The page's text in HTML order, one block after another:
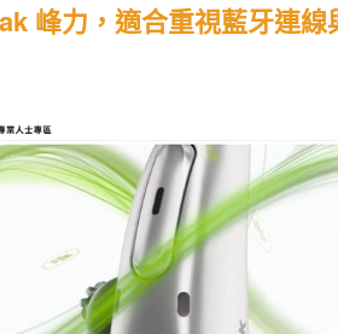
峰力，適合重視藍牙連